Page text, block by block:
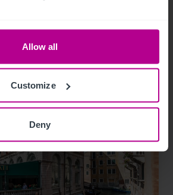
Allow all
Customize
Deny